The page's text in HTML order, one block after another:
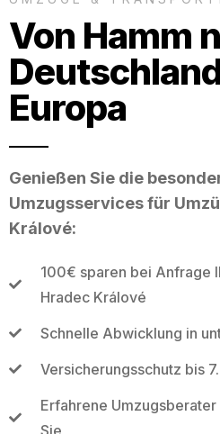
Von Hamm
Europa
Genießen Sie die
Umzugsservices für
Králové:
100€ sparen bei Anfrage
Hradec Králové
Schnelle Abwicklung in
Versicherungsschutz bis
Erfahrene
Sie